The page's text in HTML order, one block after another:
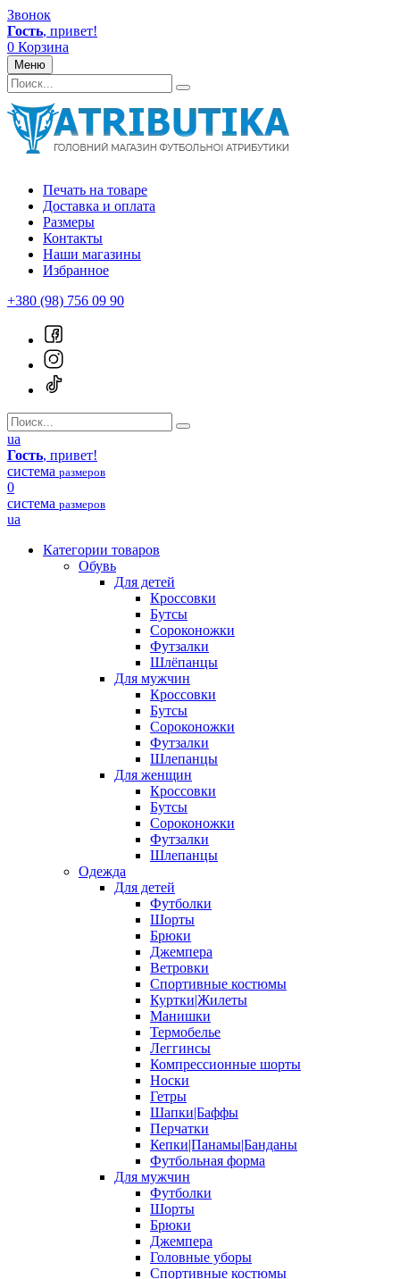
Звонок
Гость, привет!
0 Корзина
Меню
Печать на товаре
Доставка и оплата
Размеры
Контакты
Наши магазины
Избранное
+380 (98) 756 09 90
ua
Гость, привет!
система размеров
0
система размеров
ua
Категории товаров
Обувь
Для детей
Кроссовки
Бутсы
Сороконожки
Футзалки
Шлёпанцы
Для мужчин
Кроссовки
Бутсы
Сороконожки
Футзалки
Шлепанцы
Для женщин
Кроссовки
Бутсы
Сороконожки
Футзалки
Шлепанцы
Одежда
Для детей
Футболки
Шорты
Брюки
Джемпера
Ветровки
Спортивные костюмы
Куртки|Жилеты
Манишки
Термобелье
Леггинсы
Компрессионные шорты
Носки
Гетры
Шапки|Баффы
Перчатки
Кепки|Панамы|Банданы
Футбольная форма
Для мужчин
Футболки
Шорты
Брюки
Джемпера
Головные уборы
Спортивные костюмы